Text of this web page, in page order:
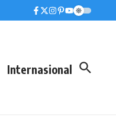
Internasional